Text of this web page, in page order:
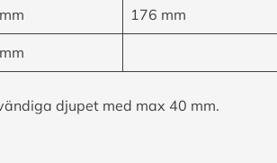
176 mm
djupet med max 40 mm.